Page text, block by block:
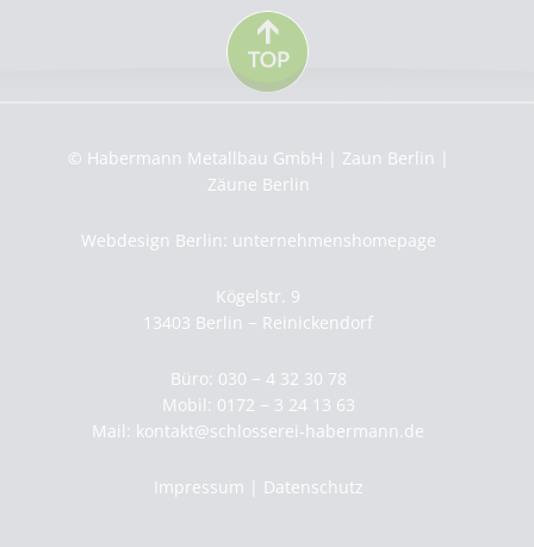
© Habermann Metallbau GmbH | Zaun Berlin |
Zäune Berlin
Webdesign Berlin: unternehmenshomepage
Kögelstr. 9
13403 Berlin − Reinickendorf
Büro: 030 − 4 32 30 78
Mobil: 0172 − 3 24 13 63
Mail: kontakt@schlosserei-habermann.de
Impressum Datenschutz